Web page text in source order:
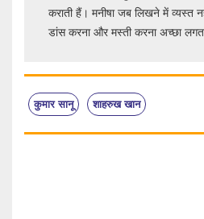
कराती हैं। मनीषा जब लिखने में व्यस्त
डांस करना और मस्ती करना अच्छा
कुमार सानू शाहरुख खान